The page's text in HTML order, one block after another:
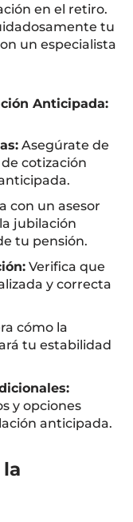
en el retiro.
tu
un especialista
Anticipada:
Asegúrate de
cotización
con un asesor
jubilación
tu pensión.
Verifica que
y correcta
cómo la
tu estabilidad
y opciones
anticipada.